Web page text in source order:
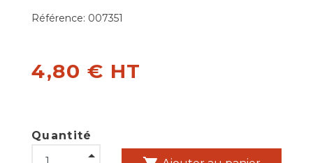
Référence: 007351
4,80 € HT
Quantité